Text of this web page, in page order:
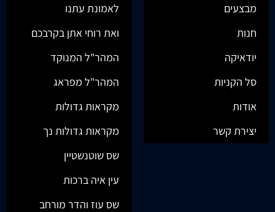
מבצעים
חנות
יודאיקה
סל הקניות
אודות
יצירת קשר
לאמונת עתנו
ואת רוחי אתן בקרבכם
המהר"ל המנוקד
המהר"ל מפראג
מקראות גדולות
מקראות גדולות נך
שס שוטנשטיין
עין איה ברכות
שס עוז והדר מורחב